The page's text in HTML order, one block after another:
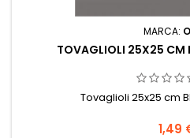
MARCA:
TOVAGLIOLI 25X25 CM
Tovaglioli 25x25 cm
1,49